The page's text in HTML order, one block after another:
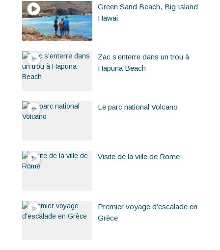
Green Sand Beach, Big Island
Hawai
Zac s’enterre dans un trou à
Hapuna Beach
Le parc national Volcano
Visite de la ville de Rome
Premier voyage d’escalade en
Grèce